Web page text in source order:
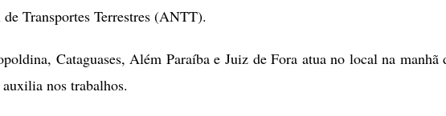
Transportes Terrestres (ANTT).
Cataguases, Além Paraíba e Juiz de Fora atua no local na manhã
nos trabalhos.